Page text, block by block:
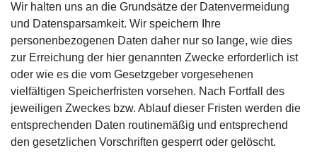
Wir halten uns an die Grundsätze der Datenvermeidung
und Datensparsamkeit. Wir speichern Ihre
personenbezogenen Daten daher nur so lange, wie dies
zur Erreichung der hier genannten Zwecke erforderlich ist
oder wie es die vom Gesetzgeber vorgesehenen
vielfältigen Speicherfristen vorsehen. Nach Fortfall des
jeweiligen Zweckes bzw. Ablauf dieser Fristen werden die
entsprechenden Daten routinemäßig und entsprechend
den gesetzlichen Vorschriften gesperrt oder gelöscht.